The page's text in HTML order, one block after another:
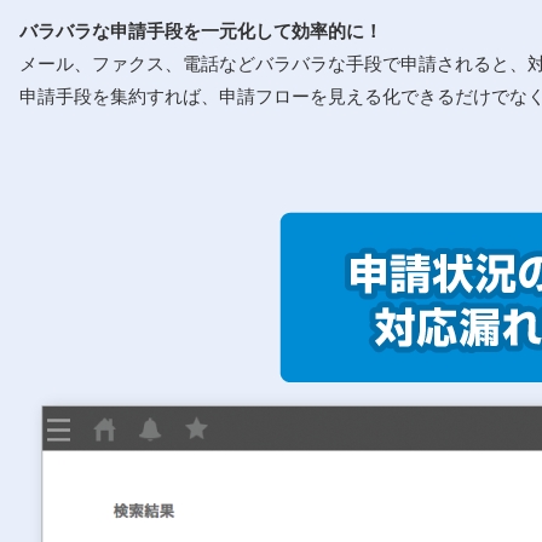
バラバラな申請⼿段を⼀元化して効率的に！
メール、ファクス、電話などバラバラな⼿段で申請されると
申請⼿段を集約すれば、申請フローを⾒える化できるだけで